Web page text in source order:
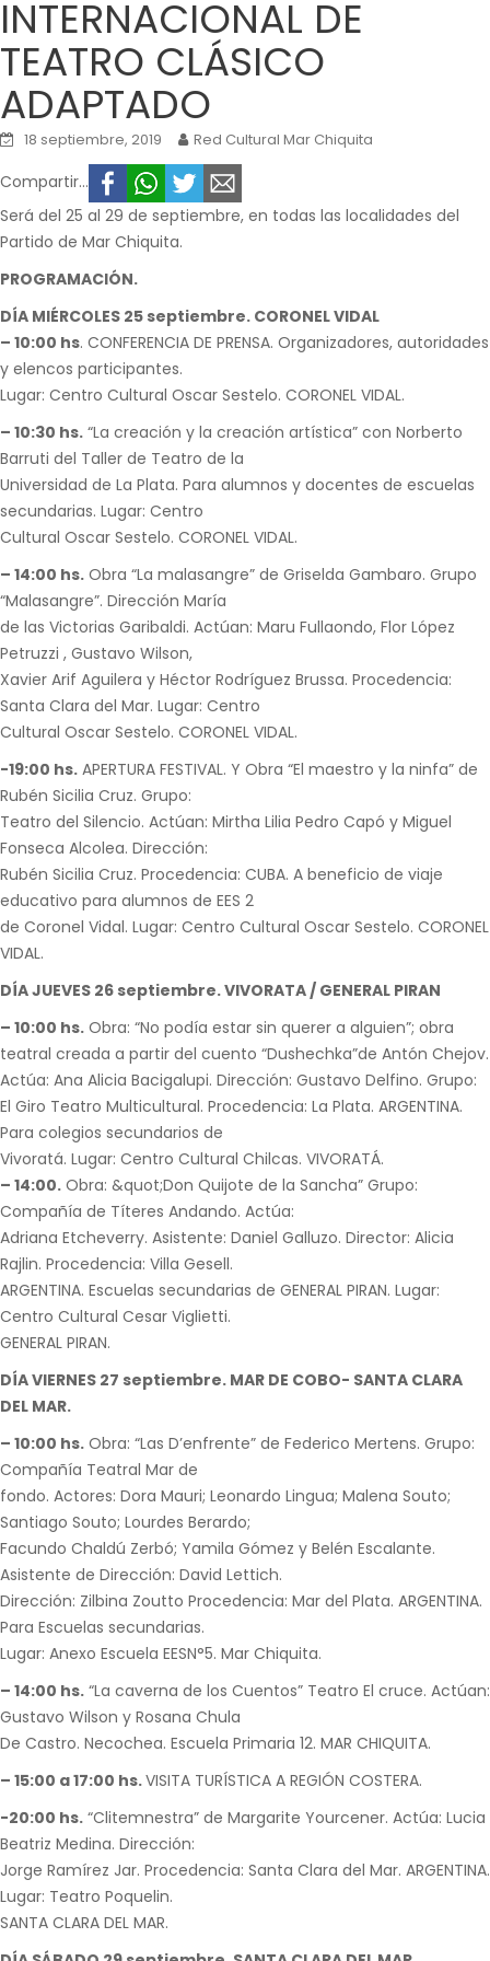
INTERNACIONAL DE
TEATRO CLÁSICO
ADAPTADO
18 septiembre, 2019 Red Cultural Mar Chiquita
Compartir...
Será del 25 al 29 de septiembre, en todas las localidades del
Partido de Mar Chiquita.
PROGRAMACIÓN.
DÍA MIÉRCOLES 25 septiembre. CORONEL VIDAL
– 10:00 hs. CONFERENCIA DE PRENSA. Organizadores, autoridades
y elencos participantes.
Lugar: Centro Cultural Oscar Sestelo. CORONEL VIDAL.
– 10:30 hs. “La creación y la creación artística” con Norberto
Barruti del Taller de Teatro de la
Universidad de La Plata. Para alumnos y docentes de escuelas
secundarias. Lugar: Centro
Cultural Oscar Sestelo. CORONEL VIDAL.
– 14:00 hs. Obra “La malasangre” de Griselda Gambaro. Grupo
“Malasangre”. Dirección María
de las Victorias Garibaldi. Actúan: Maru Fullaondo, Flor López
Petruzzi , Gustavo Wilson,
Xavier Arif Aguilera y Héctor Rodríguez Brussa. Procedencia:
Santa Clara del Mar. Lugar: Centro
Cultural Oscar Sestelo. CORONEL VIDAL.
-19:00 hs. APERTURA FESTIVAL. Y Obra “El maestro y la ninfa” de
Rubén Sicilia Cruz. Grupo:
Teatro del Silencio. Actúan: Mirtha Lilia Pedro Capó y Miguel
Fonseca Alcolea. Dirección:
Rubén Sicilia Cruz. Procedencia: CUBA. A beneficio de viaje
educativo para alumnos de EES 2
de Coronel Vidal. Lugar: Centro Cultural Oscar Sestelo. CORONEL
VIDAL.
DÍA JUEVES 26 septiembre. VIVORATA / GENERAL PIRAN
– 10:00 hs. Obra: “No podía estar sin querer a alguien”; obra
teatral creada a partir del cuento “Dushechka”de Antón Chejov.
Actúa: Ana Alicia Bacigalupi. Dirección: Gustavo Delfino. Grupo:
El Giro Teatro Multicultural. Procedencia: La Plata. ARGENTINA.
Para colegios secundarios de
Vivoratá. Lugar: Centro Cultural Chilcas. VIVORATÁ.
– 14:00. Obra: &quot;Don Quijote de la Sancha” Grupo:
Compañía de Títeres Andando. Actúa:
Adriana Etcheverry. Asistente: Daniel Galluzo. Director: Alicia
Rajlin. Procedencia: Villa Gesell.
ARGENTINA. Escuelas secundarias de GENERAL PIRAN. Lugar:
Centro Cultural Cesar Viglietti.
GENERAL PIRAN.
DÍA VIERNES 27 septiembre. MAR DE COBO- SANTA CLARA
DEL MAR.
– 10:00 hs. Obra: “Las D’enfrente” de Federico Mertens. Grupo:
Compañía Teatral Mar de
fondo. Actores: Dora Mauri; Leonardo Lingua; Malena Souto;
Santiago Souto; Lourdes Berardo;
Facundo Chaldú Zerbó; Yamila Gómez y Belén Escalante.
Asistente de Dirección: David Lettich.
Dirección: Zilbina Zoutto Procedencia: Mar del Plata. ARGENTINA.
Para Escuelas secundarias.
Lugar: Anexo Escuela EESN°5. Mar Chiquita.
– 14:00 hs. “La caverna de los Cuentos” Teatro El cruce. Actúan:
Gustavo Wilson y Rosana Chula
De Castro. Necochea. Escuela Primaria 12. MAR CHIQUITA.
– 15:00 a 17:00 hs.VISITA TURÍSTICA A REGIÓN COSTERA.
-20:00 hs. “Clitemnestra” de Margarite Yourcener. Actúa: Lucia
Beatriz Medina. Dirección:
Jorge Ramírez Jar. Procedencia: Santa Clara del Mar. ARGENTINA.
Lugar: Teatro Poquelin.
SANTA CLARA DEL MAR.